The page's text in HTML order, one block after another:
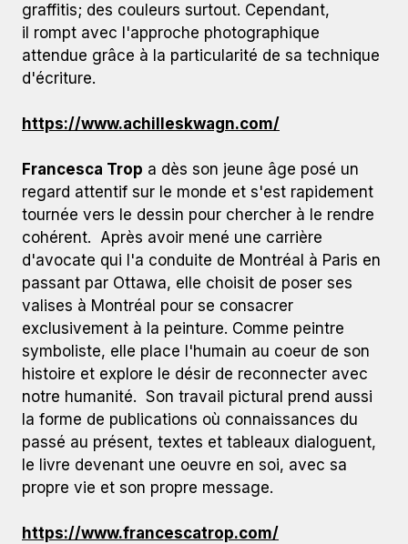
graffitis; des couleurs surtout. Cependant,
il rompt avec l'approche photographique
attendue grâce à la particularité de sa technique
d'écriture.
https://www.achilleskwagn.com/
Francesca Trop a dès son jeune âge posé un
regard attentif sur le monde et s'est rapidement
tournée vers le dessin pour chercher à le rendre
cohérent. Après avoir mené une carrière
d'avocate qui l'a conduite de Montréal à Paris en
passant par Ottawa, elle choisit de poser ses
valises à Montréal pour se consacrer
exclusivement à la peinture. Comme peintre
symboliste, elle place l'humain au coeur de son
histoire et explore le désir de reconnecter avec
notre humanité. Son travail pictural prend aussi
la forme de publications où connaissances du
passé au présent, textes et tableaux dialoguent,
le livre devenant une oeuvre en soi, avec sa
propre vie et son propre message.
https://www.francescatrop.com/